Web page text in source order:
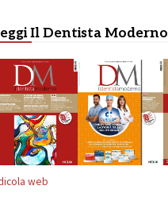
Il Dentista Moderno
web